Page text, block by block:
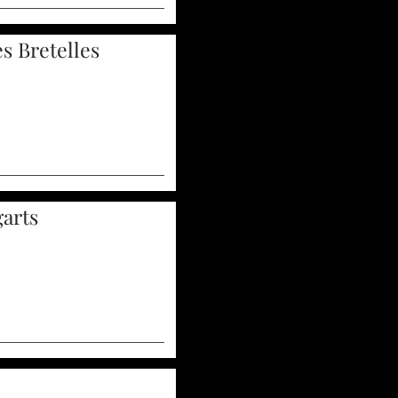
Bretelles